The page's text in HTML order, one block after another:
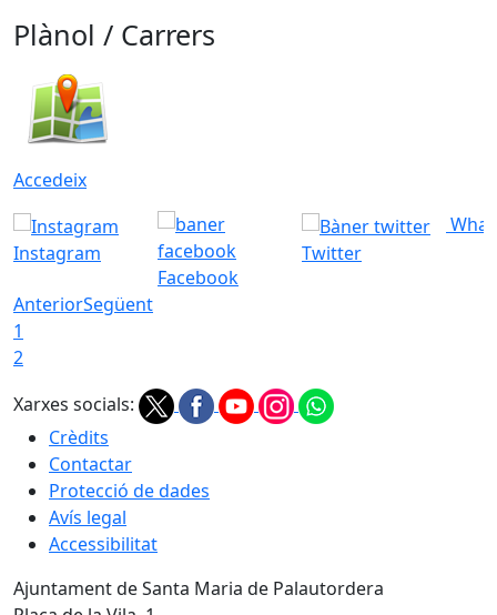
Plànol / Carrers
Accedeix
Instagram
Facebook
Twitter
AnteriorSegüent
1
2
Xarxes socials:
Crèdits
Contactar
Protecció de dades
Avís legal
Accessibilitat
Ajuntament de Santa Maria de Palautordera